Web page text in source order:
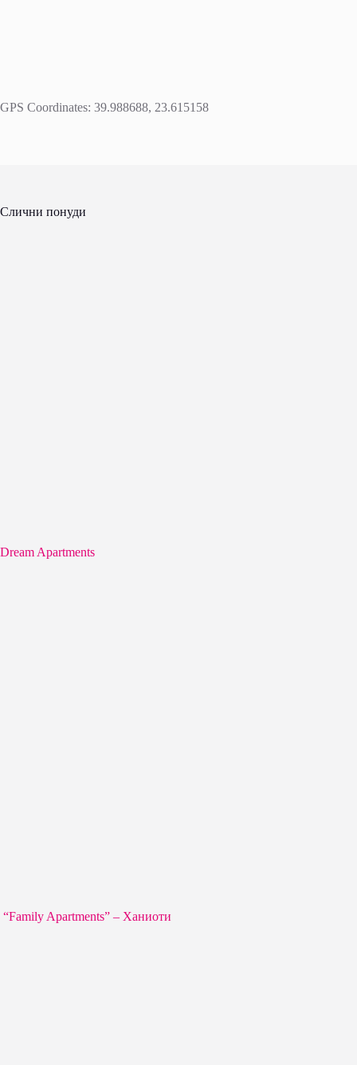
GPS Coordinates: 39.988688, 23.615158
Слични понуди
Dream Apartments
“Family Apartments” – Ханиоти